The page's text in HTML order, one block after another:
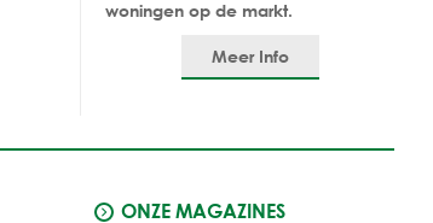
woningen op de markt.
Meer Info
ONZE MAGAZINES